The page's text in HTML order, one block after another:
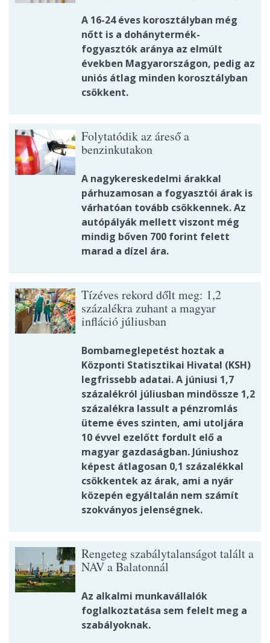
A 16-24 éves korosztályban még
nőtt is a dohánytermék-
fogyasztók aránya az elmúlt
években Magyarországon, pedig az
uniós átlag minden korosztályban
csökkent.
Folytatódik az áreső a
benzinkutakon
A nagykereskedelmi árakkal
párhuzamosan a fogyasztói árak is
várhatóan tovább csökkennek. Az
autópályák mellett viszont még
mindig bőven 700 forint felett
marad a dízel ára.
Tízéves rekord dőlt meg: 1,2
százalékra zuhant a magyar
infláció júliusban
Bombameglepetést hoztak a
Központi Statisztikai Hivatal (KSH)
legfrissebb adatai. A júniusi 1,7
százalékról júliusban mindössze 1,2
százalékra lassult a pénzromlás
üteme éves szinten, ami utoljára
10 évvel ezelőtt fordult elő a
magyar gazdaságban. Júniushoz
képest átlagosan 0,1 százalékkal
csökkentek az árak, ami a nyár
közepén egyáltalán nem számít
szokványos jelenségnek.
Rengeteg szabálytalanságot talált a
NAV a Balatonnál
Az alkalmi munkavállalók
foglalkoztatása sem felelt meg a
szabályoknak.